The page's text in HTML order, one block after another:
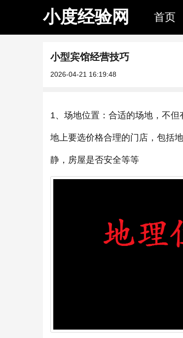
小度经验网 首页
小型宾馆经营技巧
2026-04-21 16:19:48
1、场地位置：合适的场地，不
地上要选价格合理的门店，包括
静，房屋是否安全等等